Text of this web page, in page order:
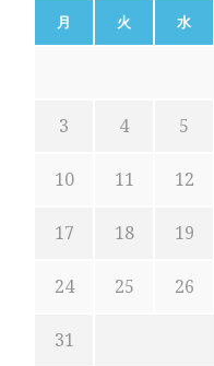
月 火 水
3 4 5
10 11 12
17 18 19
24 25 26
31